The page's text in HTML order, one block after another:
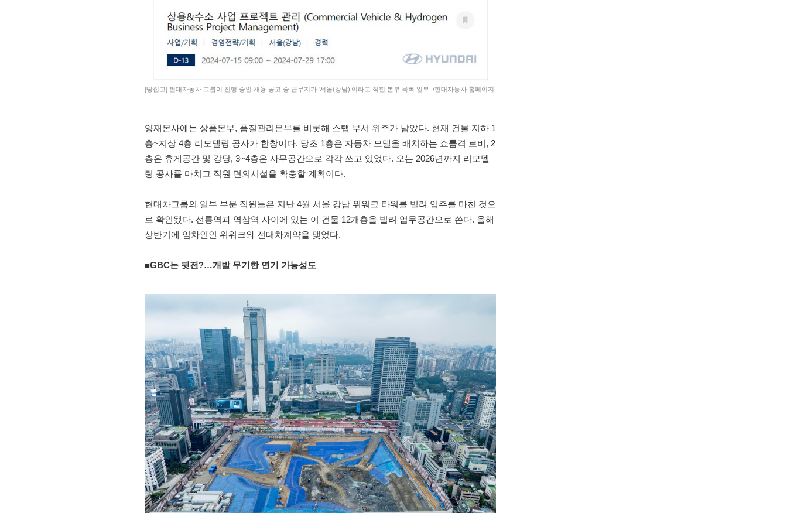
[땅집고] 현대자동차 그룹이 진행 중인 채용 공고 중 근무지가 ‘서울(강남)’이라고 적힌 본부 목록 일부. /현대자동차 홈페이지
양재본사에는 상품본부, 품질관리본부를 비롯해 스탭 부서 위주가 남았다. 현재 건물 지하 1
층~지상 4층 리모델링 공사가 한창이다. 당초 1층은 자동차 모델을 배치하는 쇼룸격 로비, 2
층은 휴게공간 및 강당, 3~4층은 사무공간으로 각각 쓰고 있었다. 오는 2026년까지 리모델
링 공사를 마치고 직원 편의시설을 확충할 계획이다.
현대차그룹의 일부 부문 직원들은 지난 4월 서울 강남 위워크 타워를 빌려 입주를 마친 것으
로 확인됐다. 선릉역과 역삼역 사이에 있는 이 건물 12개층을 빌려 업무공간으로 쓴다. 올해
상반기에 임차인인 위워크와 전대차계약을 맺었다.
■GBC는 뒷전?…개발 무기한 연기 가능성도